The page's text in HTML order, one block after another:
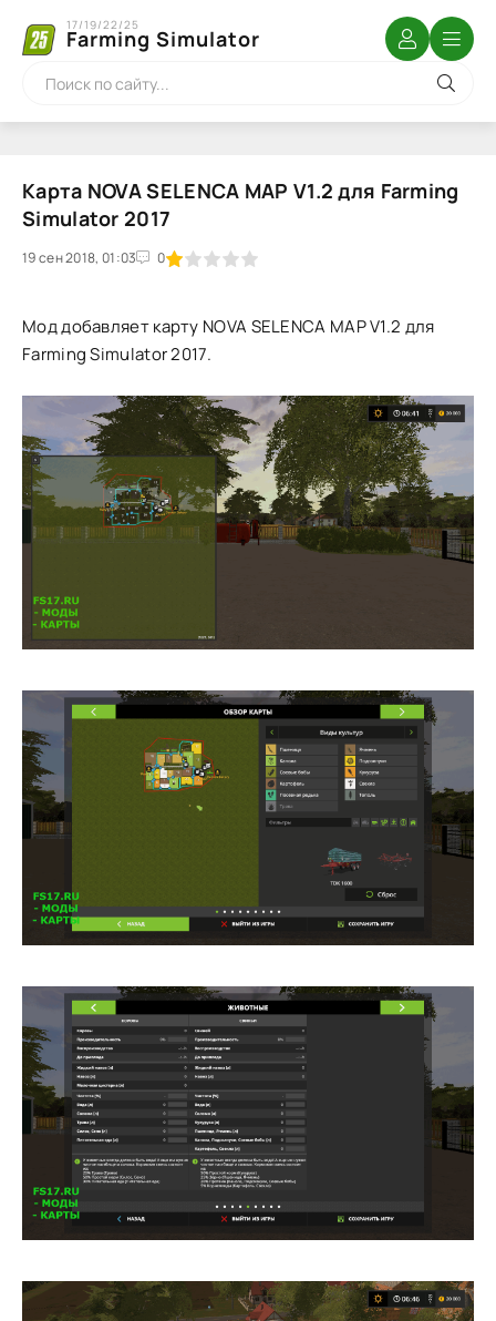
Farming Simulator
17/19/22/25
Карта NOVA SELENCA MAP V1.2 для Farming
Simulator 2017
19 сен 2018, 01:03 0
1 2 3 4 5
Мод добавляет карту NOVA SELENCA MAP V1.2 для
Farming Simulator 2017.